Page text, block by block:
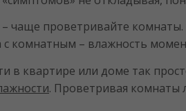
чаще проветривайте
с комнатным – влажность
в квартире или доме так
. Проветривая комнаты